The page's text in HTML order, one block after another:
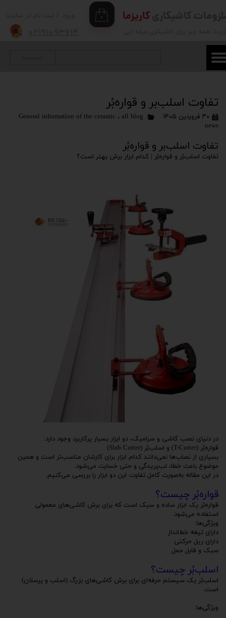
۰
تغییر گذر واژه
سفارشات
کاریزما
تفاوت اسلب‌بر و قواره‌بُر
۳۰ فروردین ۱۴۰۵ General information of the ceramic ، all blog
news
تفاوت اسلب‌بر و قواره‌بُر
تفاوت اسلب‌بُر و قواره‌بُر | کدام ابزار برش بهتر است؟
در دنیای نصب کاشی و سرامیک، دو ابزار بسیار پرکاربرد وجود دارد:
قواره‌بُر (T-Cutter) و اسلب‌بُر (Slab Cutter)
بسیاری از نصاب‌ها نمی‌دانند کدام ابزار برای کارشان مناسب‌تر است و همین
موضوع باعث خطا، لب‌پریدگی و حتی خسارت می‌شود.
در این مقاله به‌صورت کامل تفاوت این دو ابزار را بررسی می‌کنیم.
قواره‌بُر چیست؟
قواره‌بُر یک ابزار ساده و سبک است که برای برش کاشی‌های معمولی
استفاده می‌شود.
ویژگی‌ها:
دارای تیغه خط‌انداز
دارای ریل حرکتی
سبک و قابل حمل
اسلب‌بُر چیست؟
اسلب‌بُر یک سیستم حرفه‌ای برای برش کاشی‌های بزرگ (اسلب و پرسلان)
است.
ویژگی‌ها: